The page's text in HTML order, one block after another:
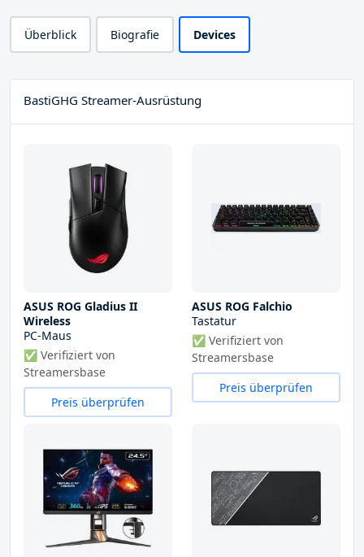
Überblick Biografie Devices
BastiGHG Streamer-Ausrüstung
ASUS ROG Gladius II
Wireless
PC-Maus
✅ Verifiziert von
Streamersbase
Preis überprüfen
ASUS ROG Falchio
Tastatur
✅ Verifiziert von
Streamersbase
Preis überprüfen